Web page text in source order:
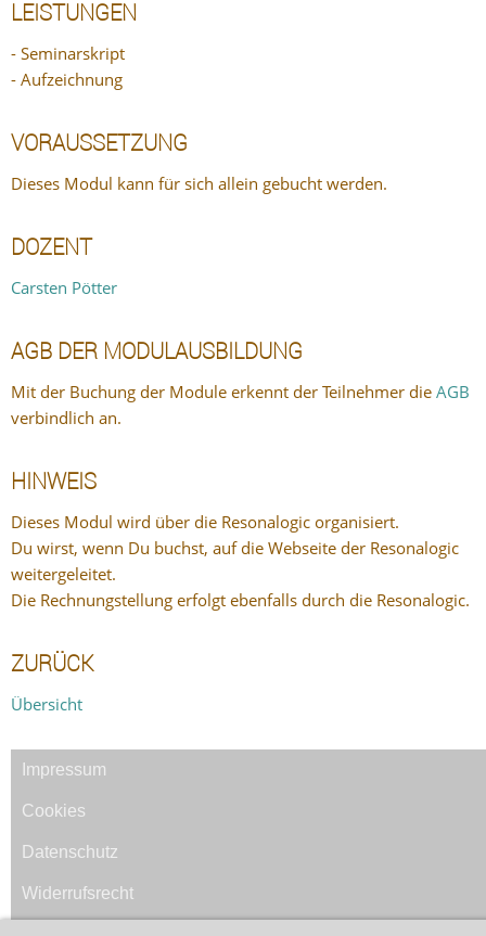
LEISTUNGEN
- Seminarskript
- Aufzeichnung
VORAUSSETZUNG
Dieses Modul kann für sich allein gebucht werden.
DOZENT
Carsten Pötter
AGB DER MODULAUSBILDUNG
Mit der Buchung der Module erkennt der Teilnehmer die AGB
verbindlich an.
HINWEIS
Dieses Modul wird über die Resonalogic organisiert.
Du wirst, wenn Du buchst, auf die Webseite der Resonalogic
weitergeleitet.
Die Rechnungstellung erfolgt ebenfalls durch die Resonalogic.
ZURÜCK
Übersicht
Impressum
Cookies
Datenschutz
Widerrufsrecht